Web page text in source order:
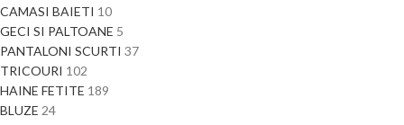
CAMASI BAIETI 10
GECI SI PALTOANE 5
PANTALONI SCURTI 37
TRICOURI 102
HAINE FETITE 189
BLUZE 24